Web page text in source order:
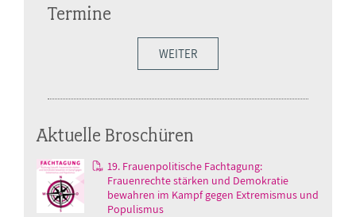
Termine
WEITER
Aktuelle Broschüren
19. Frauenpolitische Fachtagung:
Frauenrechte stärken und Demokratie
bewahren im Kampf gegen Extremismus und
Populismus